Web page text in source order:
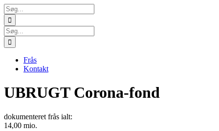
Skip
to
content
Søg
efter:
Søg
efter:
Frås
Kontakt
UBRUGT Corona-fond
dokumenteret frås ialt:
14,00 mio.